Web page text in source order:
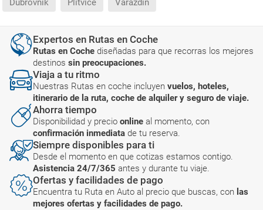
Dubrovnik Plitvice Varazdin
Expertos en Rutas en Coche
Rutas en Coche diseñadas para que recorras los mejores
destinos sin preocupaciones.
Viaja a tu ritmo
Nuestras Rutas en coche incluyen vuelos, hoteles,
itinerario de la ruta, coche de alquiler y seguro de viaje.
Ahorra tiempo
Disponibilidad y precio online al momento, con
confirmación inmediata de tu reserva.
Siempre disponibles para ti
Desde el momento en que cotizas estamos contigo.
Asistencia 24/7/365 antes y durante tu viaje.
Ofertas y facilidades de pago
Encuentra tu Ruta en Auto al precio que buscas, con las
mejores ofertas y facilidades de pago.